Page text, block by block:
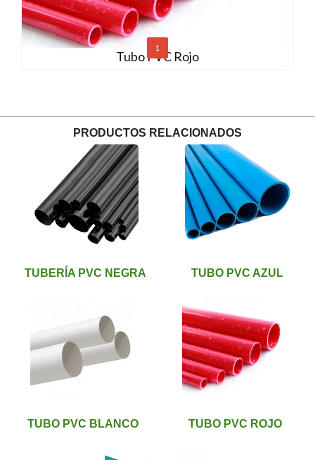
Tubo PVC Rojo
1
PRODUCTOS RELACIONADOS
TUBERÍA PVC NEGRA TUBO PVC AZUL
TUBO PVC BLANCO TUBO PVC ROJO